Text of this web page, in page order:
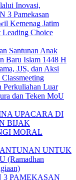
Inovasi,
3 Pamekasan
Kemenag Jatim
Leading Choice
Santunan Anak
Baru Islam 1448 H
JJS, dan Aksi
Perkuliahan Luar
dan Teken MoU
UPACARA DI
BIJAK
MORAL
UNTUK
(Ramadhan
3 PAMEKASAN